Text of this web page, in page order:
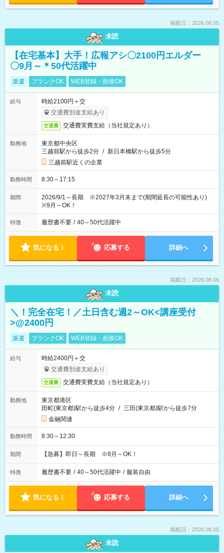
掲載日：2026.08.05
未読
【在宅基本】大手！広報アシ〇2100円エルダー
〇9月～＊50代活躍中
派遣 ブランクOK WEB登録・面接OK
給与
時給2100円＋交
交通費別途支給あり
交通費 交通費実費支給（当社規定あり）
勤務地
東京都中央区
三越前駅から徒歩2分 / 新日本橋駅から徒歩5分
三越前駅近くの企業
勤務時間 8:30～17:15
期間
2026/9/1～長期 ※2027年3月末まで(期間延長の可能性あり)
※9月～OK！
特徴 履歴書不要 / 40～50代活躍中
気になる！ 応募する 詳細へ
掲載日：2026.08.06
未読
＼！完全在宅！／土日含む週2～OK<講座受付
>@2400円
派遣 ブランクOK WEB登録・面接OK
給与
時給2400円＋交
交通費別途支給あり
交通費 交通費実費支給（当社規定あり）
勤務地
東京都港区
田町(東京都)駅から徒歩4分 / 三田(東京都)駅から徒歩7分
金融関連
勤務時間 8:30～12:30
期間 【急募】即日～長期 ※8月～OK！
特徴 履歴書不要 / 40～50代活躍中 / 服装自由
気になる！ 応募する 詳細へ
掲載日：2026.08.05
未読